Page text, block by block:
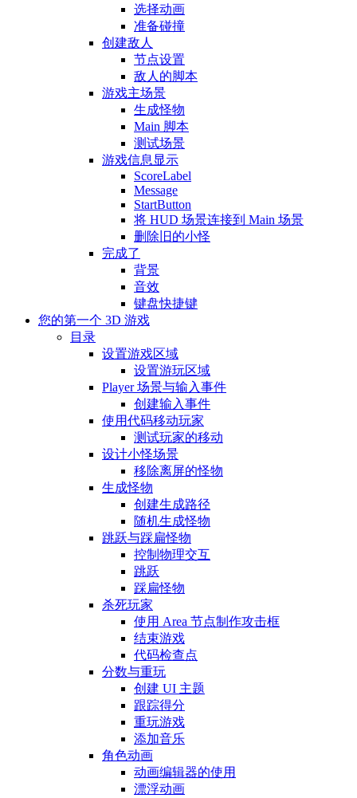
选择动画
准备碰撞
创建敌人
节点设置
敌人的脚本
游戏主场景
生成怪物
Main 脚本
测试场景
游戏信息显示
ScoreLabel
Message
StartButton
将 HUD 场景连接到 Main 场景
删除旧的小怪
完成了
背景
音效
键盘快捷键
您的第一个 3D 游戏
目录
设置游戏区域
设置游玩区域
Player 场景与输入事件
创建输入事件
使用代码移动玩家
测试玩家的移动
设计小怪场景
移除离屏的怪物
生成怪物
创建生成路径
随机生成怪物
跳跃与踩扁怪物
控制物理交互
跳跃
踩扁怪物
杀死玩家
使用 Area 节点制作攻击框
结束游戏
代码检查点
分数与重玩
创建 UI 主题
跟踪得分
重玩游戏
添加音乐
角色动画
动画编辑器的使用
漂浮动画